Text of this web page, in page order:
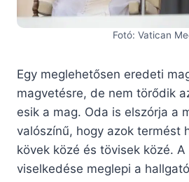
Fotó: Vatican
Egy meglehetősen eredeti
magvetésre, de nem törődik
esik a mag. Oda is elszórja a
valószínű, hogy azok termést
kövek közé és tövisek közé.
viselkedése meglepi a